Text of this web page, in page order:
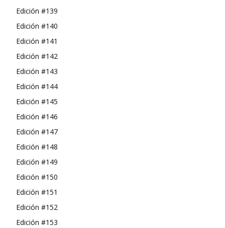
Edición #139
Edición #140
Edición #141
Edición #142
Edición #143
Edición #144
Edición #145
Edición #146
Edición #147
Edición #148
Edición #149
Edición #150
Edición #151
Edición #152
Edición #153